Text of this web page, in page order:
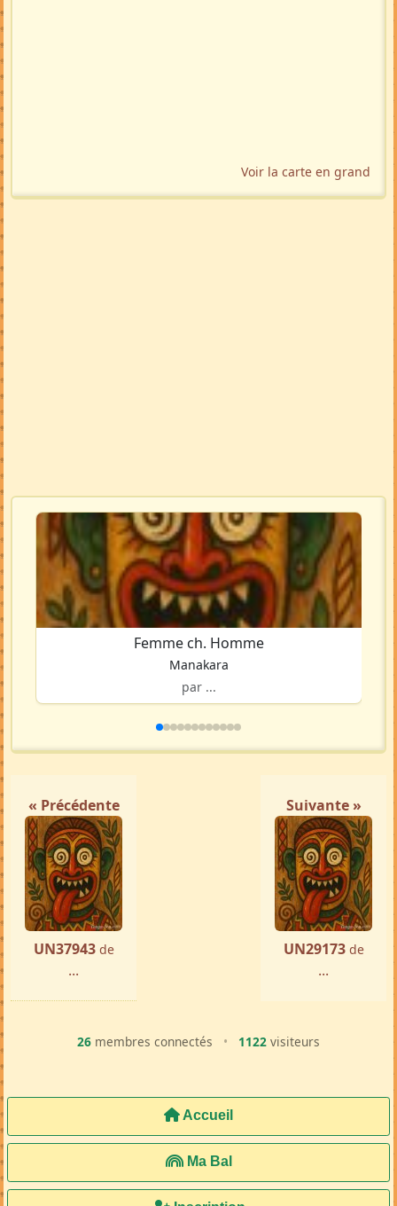
Voir la carte en grand
Femme ch. Homme
Manakara
par ...
« Précédente
UN37943 de
...
Suivante »
UN29173 de
...
26 membres connectés • 1122 visiteurs
Accueil
Ma Bal